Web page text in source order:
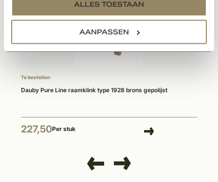
ALLES TOESTAAN
AANPASSEN
Te bestellen
Dauby Pure Line raamklink type 1928 brons gepolijst
227,50Per stuk